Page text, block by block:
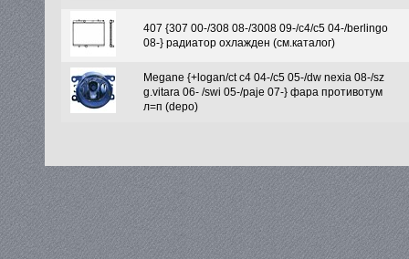
407 {307 00-/308 08-/3008 09-/c4/c5 04-/berlingo
08-} радиатор охлажден (см.каталог)
Megane {+logan/ct c4 04-/c5 05-/dw nexia 08-/sz
g.vitara 06- /swi 05-/paje 07-} фара противотум
л=п (depo)